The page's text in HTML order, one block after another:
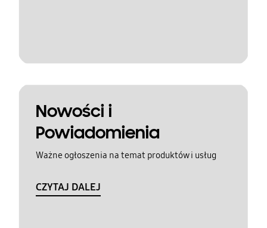
Nowości i
Powiadomienia
Ważne ogłoszenia na temat produktów i usług
CZYTAJ DALEJ